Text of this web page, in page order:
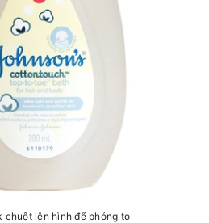
chuột lên hình để phóng to